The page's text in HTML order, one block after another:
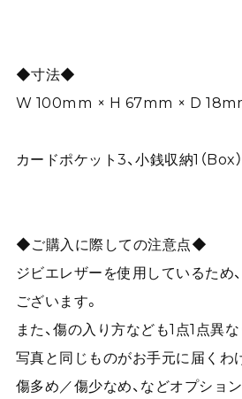
◆寸法◆
W 100mm × H 67mm × D
カードポケット3、小銭収納1（Box）
◆ご購入に際しての注意点◆
ジビエレザーを使用しているため
ございます。
また、傷の入り方なども1点1点異な
写真と同じものがお手元に届くわ
傷多め／傷少なめ、などオプショ